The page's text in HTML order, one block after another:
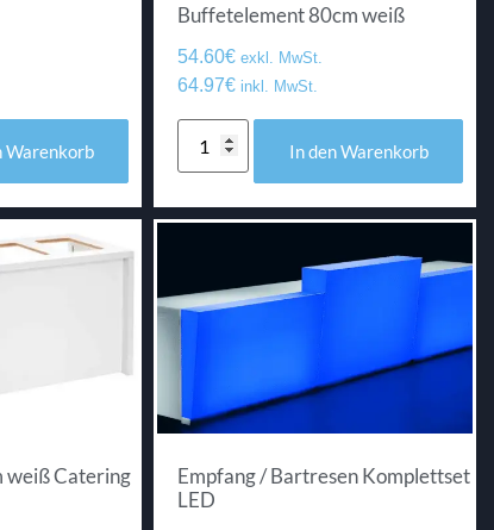
Warenkorb
Buffetelement 80cm weiß
54.60€ exkl. MwSt.
64.97€ inkl. MwSt.
In den Warenkorb
weiß Catering
Empfang / Bartresen Komplettset
LED